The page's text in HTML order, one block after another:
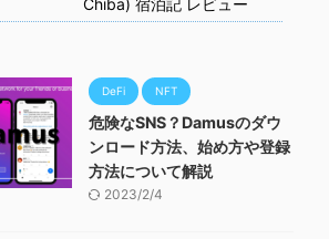
Chiba) 宿泊記 レビュー
DeFi NFT
危険なSNS？Damusのダウ
ンロード方法、始め方や登録
方法について解説
2023/2/4